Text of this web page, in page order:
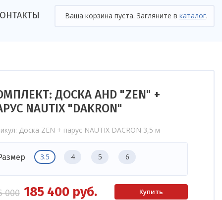
Ваша корзина пуста. Загляните в каталог.
ДОСКА AHD "ZEN" +
NAUTIX "DAKRON"
Доска ZEN + парус NAUTIX DACRON 3,5 м
3.5 4 5 6
000 185 400 руб.